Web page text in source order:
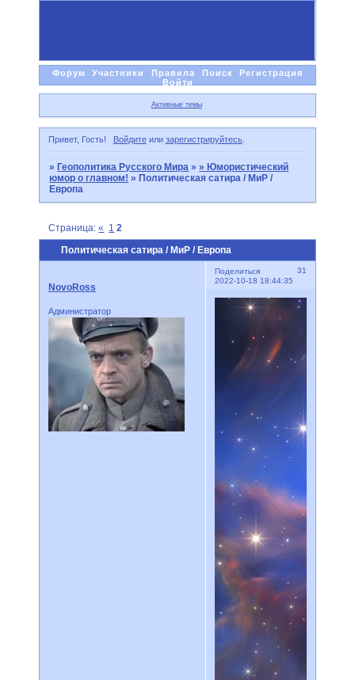
Форум Участники Правила Поиск
Регистрация
Войти
Активные темы
Привет, Гость! Войдитеили зарегистрируйтесь.
»Геополитика Русского Мира »» Юмористический
юмор о главном! »Политическая сатира / МиР /
Европа
Политическая сатира / МиР / Европа
Страница:« 1 2
Поделиться
31
2022-10-18 18:44:35
NovoRoss
Администратор